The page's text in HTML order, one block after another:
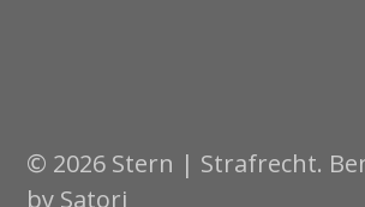
© 2026 Stern | Strafrecht.
by Satori